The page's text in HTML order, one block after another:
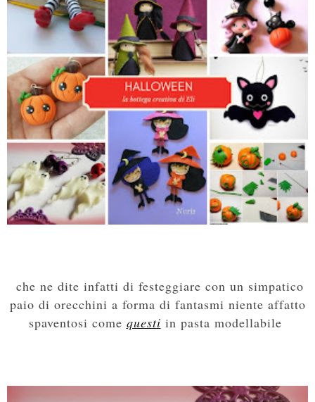
che ne dite infatti di festeggiare con un simpatico
paio di orecchini a forma di fantasmi niente affatto
spaventosi come questi in pasta modellabile